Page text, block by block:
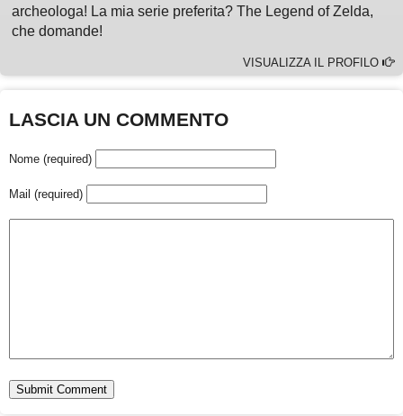
archeologa! La mia serie preferita? The Legend of Zelda,
che domande!
VISUALIZZA IL PROFILO
LASCIA UN COMMENTO
Nome (required)
Mail (required)